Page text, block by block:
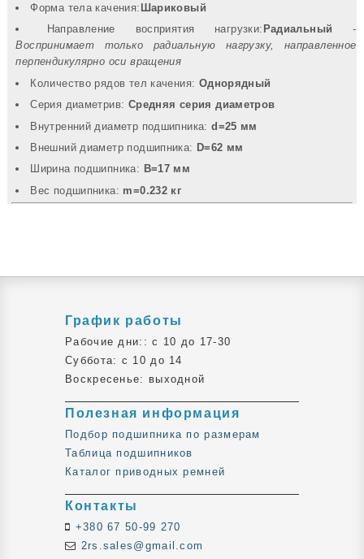
Форма тела качения: Шариковый
Направление восприятия нагрузки: Радиальный
-
Воспринимает только радиальную нагрузку, направленное
перпендикулярно оси вращения
Количество рядов тел качения: Однорядный
Серия диаметрив: Средняя серия диаметров
Внутренний диаметр подшипника:d=25 мм
Внешний диаметр подшипника: D=62 мм
Ширина подшипника: B=17 мм
Вec подшипника: m=0.232 кг
График работы
Рабочие дни:: c 10 до 17-30
Суббота: c 10 до 14
Воскресенье: выходной
Полезная информация
Подбор подшипника по размерам
Таблица подшипников
Каталог приводных ремней
Контакты
+380 67 50-99 270
2rs.sales@gmail.com